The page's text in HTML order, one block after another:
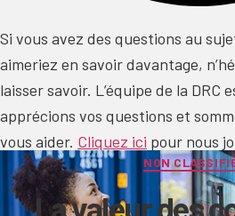
Si vous avez des questions au
aimeriez en savoir davantage,
laisser savoir. L’équipe de la DRC
apprécions vos questions et
vous aider. Cliquez ici pour nous
NON
La valeur des